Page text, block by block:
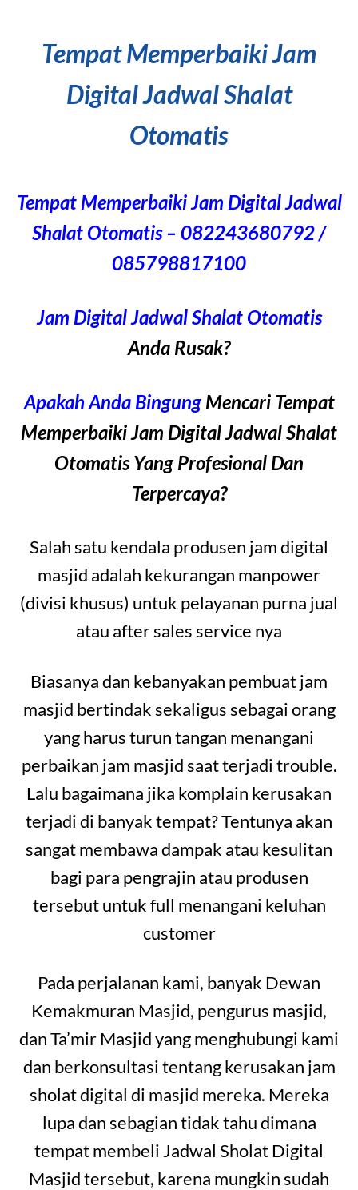
Tempat Memperbaiki Jam
Digital Jadwal Shalat
Otomatis
Tempat Memperbaiki Jam Digital Jadwal
Shalat Otomatis – 082243680792 /
085798817100
Jam Digital Jadwal Shalat Otomatis
Anda Rusak?
Apakah Anda BingungMencari Tempat
Memperbaiki Jam Digital Jadwal Shalat
Otomatis Yang Profesional Dan
Terpercaya?
Salah satu kendala produsen jam digital
masjid adalah kekurangan manpower
(divisi khusus) untuk pelayanan purna jual
atau after sales service nya
Biasanya dan kebanyakan pembuat jam
masjid bertindak sekaligus sebagai orang
yang harus turun tangan menangani
perbaikan jam masjid saat terjadi trouble.
Lalu bagaimana jika komplain kerusakan
terjadi di banyak tempat? Tentunya akan
sangat membawa dampak atau kesulitan
bagi para pengrajin atau produsen
tersebut untuk full menangani keluhan
customer
Pada perjalanan kami, banyak Dewan
Kemakmuran Masjid, pengurus masjid,
dan Ta’mir Masjid yang menghubungi kami
dan berkonsultasi tentang kerusakan jam
sholat digital di masjid mereka. Mereka
lupa dan sebagian tidak tahu dimana
tempat membeli Jadwal Sholat Digital
Masjid tersebut, karena mungkin sudah